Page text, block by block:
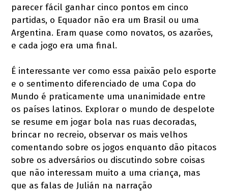
parecer fácil ganhar cinco pontos em cinco
partidas, o Equador não era um Brasil ou uma
Argentina. Eram quase como novatos, os azarões,
e cada jogo era uma final.
É interessante ver como essa paixão pelo esporte
e o sentimento diferenciado de uma Copa do
Mundo é praticamente uma unanimidade entre
os países latinos. Explorar o mundo de despelote
se resume em jogar bola nas ruas decoradas,
brincar no recreio, observar os mais velhos
comentando sobre os jogos enquanto dão pitacos
sobre os adversários ou discutindo sobre coisas
que não interessam muito a uma criança, mas
que as falas de Julián na narração